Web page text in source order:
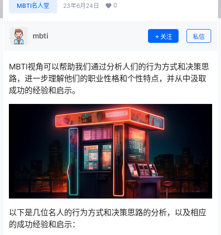
MBTI名人堂 23年6月24日 0
mbti 关注 私信
MBTI视角可以帮助我们通过分析人们的行为方式和决策思
路，进一步理解他们的职业性格和个性特点，并从中汲取
成功的经验和启示。
以下是几位名人的行为方式和决策思路的分析，以及相应
的成功经验和启示：